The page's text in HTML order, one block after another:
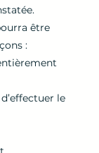
être
:
le